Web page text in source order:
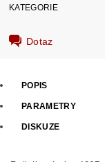
KATEGORIE
Dotaz
POPIS
PARAMETRY
DISKUZE